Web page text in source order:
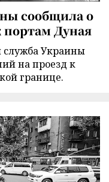
сообщила о
портам Дуная
служба Украины
на проезд к
границе.